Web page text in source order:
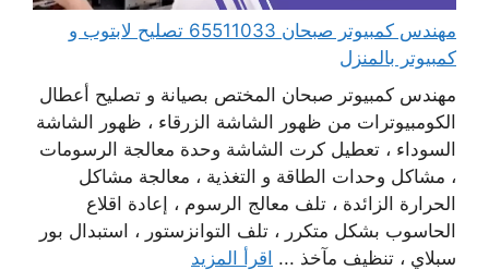
مهندس كمبيوتر صبحان 65511033 تصليح لابتوب و
كمبيوتر بالمنزل
مهندس كمبيوتر صبحان المختص بصيانة و تصليح أعطال
الكومبيوترات من ظهور الشاشة الزرقاء ، ظهور الشاشة
السوداء ، تعطيل كرت الشاشة وحدة معالجة الرسومات
، مشاكل وحدات الطاقة و التغذية ، معالجة مشاكل
الحرارة الزائدة ، تلف معالج الرسوم ، إعادة اقلاع
الحاسوب بشكل متكرر ، تلف التوانزستور ، استبدال بور
سبلاي ، تنظيف مآخذ ... اقرأ المزيد